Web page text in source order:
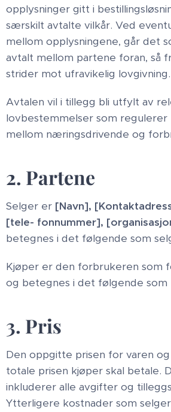
opplysninger gitt i
særskilt avtalte vilkår. Ved
mellom opplysningene, går det
avtalt mellom partene foran, så
strider mot ufravikelig lovgivning.
Avtalen vil i tillegg bli utfylt av
lovbestemmelser som regulerer
mellom næringsdrivende og
2. Partene
Selger er [Navn],
[tele- fonnummer],
betegnes i det følgende som
Kjøper er den forbrukeren som
og betegnes i det følgende
3. Pris
Den oppgitte prisen for varen
totale prisen kjøper skal betale.
inkluderer alle avgifter og
Ytterligere kostnader som